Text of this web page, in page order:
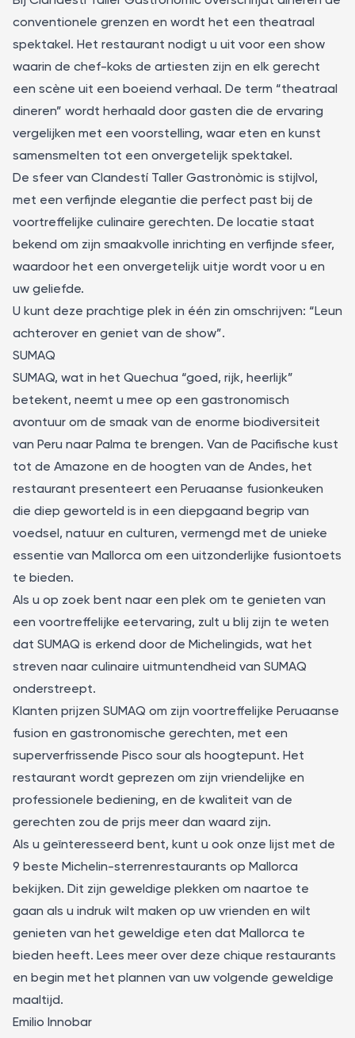
conventionele grenzen en wordt het een theatraal
spektakel. Het restaurant nodigt u uit voor een show
waarin de chef-koks de artiesten zijn en elk gerecht
een scène uit een boeiend verhaal. De term “theatraal
dineren” wordt herhaald door gasten die de ervaring
vergelijken met een voorstelling, waar eten en kunst
samensmelten tot een onvergetelijk spektakel.
De sfeer van Clandestí Taller Gastronòmic is stijlvol,
met een verfijnde elegantie die perfect past bij de
voortreffelijke culinaire gerechten. De locatie staat
bekend om zijn smaakvolle inrichting en verfijnde sfeer,
waardoor het een onvergetelijk uitje wordt voor u en
uw geliefde.
U kunt deze prachtige plek in één zin omschrijven: “Leun
achterover en geniet van de show”.
SUMAQ
SUMAQ, wat in het Quechua “goed, rijk, heerlijk”
betekent, neemt u mee op een gastronomisch
avontuur om de smaak van de enorme biodiversiteit
van Peru naar Palma te brengen. Van de Pacifische kust
tot de Amazone en de hoogten van de Andes, het
restaurant presenteert een Peruaanse fusionkeuken
die diep geworteld is in een diepgaand begrip van
voedsel, natuur en culturen, vermengd met de unieke
essentie van Mallorca om een uitzonderlijke fusiontoets
te bieden.
Als u op zoek bent naar een plek om te genieten van
een voortreffelijke eetervaring, zult u blij zijn te weten
dat SUMAQ is erkend door de Michelingids, wat het
streven naar culinaire uitmuntendheid van SUMAQ
onderstreept.
Klanten prijzen SUMAQ om zijn voortreffelijke Peruaanse
fusion en gastronomische gerechten, met een
superverfrissende Pisco sour als hoogtepunt. Het
restaurant wordt geprezen om zijn vriendelijke en
professionele bediening, en de kwaliteit van de
gerechten zou de prijs meer dan waard zijn.
Als u geïnteresseerd bent, kunt u ook onze lijst met de
9 beste Michelin-sterrenrestaurants op Mallorca
bekijken. Dit zijn geweldige plekken om naartoe te
gaan als u indruk wilt maken op uw vrienden en wilt
genieten van het geweldige eten dat Mallorca te
bieden heeft. Lees meer over deze chique restaurants
en begin met het plannen van uw volgende geweldige
maaltijd.
Emilio Innobar